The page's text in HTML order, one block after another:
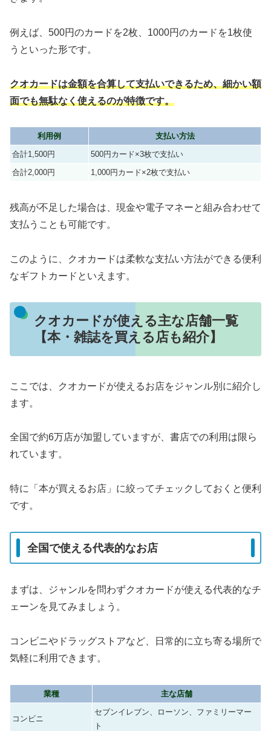
例えば、500円のカードを2枚、1000円のカードを1枚使
うといった形です。
クオカードは金額を合算して支払いできるため、細かい額
面でも無駄なく使えるのが特徴です。
利用例
支払い方法
合計1,500円
500円カード×3枚で支払い
合計2,000円
1,000円カード×2枚で支払い
残高が不足した場合は、現金や電子マネーと組み合わせて
支払うことも可能です。
このように、クオカードは柔軟な支払い方法ができる便利
なギフトカードといえます。
クオカードが使える主な店舗一覧
【本・雑誌を買える店も紹介】
ここでは、クオカードが使えるお店をジャンル別に紹介し
ます。
全国で約6万店が加盟していますが、書店での利用は限ら
れています。
特に「本が買えるお店」に絞ってチェックしておくと便利
です。
全国で使える代表的なお店
まずは、ジャンルを問わずクオカードが使える代表的なチ
ェーンを見てみましょう。
コンビニやドラッグストアなど、日常的に立ち寄る場所で
気軽に利用できます。
業種 主な店舗
コンビニ
セブンイレブン、ローソン、ファミリーマー
ト